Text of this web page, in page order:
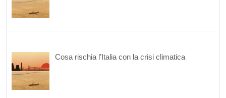
Cosa rischia l’Italia con la crisi climatica